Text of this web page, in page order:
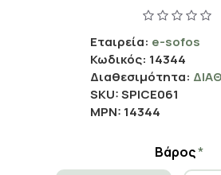
Εταιρεία: e-sofos
Κωδικός: 14344
Διαθεσιμότητα:
SKU:SPICE061
MPN: 14344
Βάρος